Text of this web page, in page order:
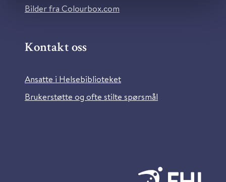
Bilder fra Colourbox.com
Kontakt oss
Ansatte i Helsebiblioteket
Brukerstøtte og ofte stilte spørsmål